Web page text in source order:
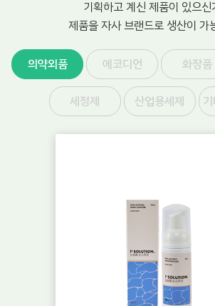
기획하고 계신 제품이 있으신
제품을 자사 브랜드로 생산이 가
의약외품 에코디언 화장품
세정제 산업용세제